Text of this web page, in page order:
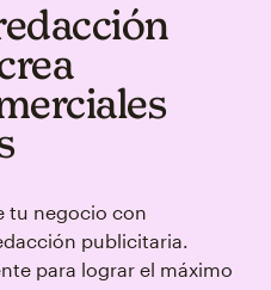
tu negocio con
publicitaria.
para lograr el máximo